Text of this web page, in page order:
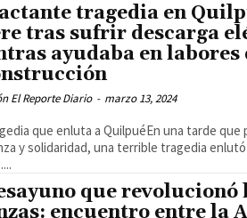
tragedia en
tras sufrir descarga
ayudaba en labores
El Reporte Diario - marzo 13, 2024
que enluta a QuilpuéEn una tarde que
y solidaridad, una terrible tragedia enlutó
que revolucionó
encuentro entre la